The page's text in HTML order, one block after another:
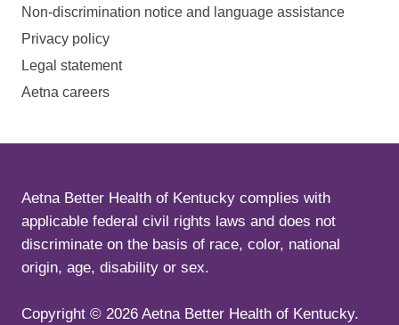
Non-discrimination notice and language assistance
Privacy policy
Legal statement
Aetna careers
Aetna Better Health of Kentucky complies with
applicable federal civil rights laws and does not
discriminate on the basis of race, color, national
origin, age, disability or sex.
Copyright © 2026 Aetna Better Health of Kentucky.